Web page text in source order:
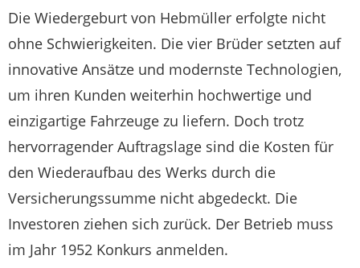
Die Wiedergeburt von Hebmüller erfolgte nicht
ohne Schwierigkeiten. Die vier Brüder setzten auf
innovative Ansätze und modernste Technologien,
um ihren Kunden weiterhin hochwertige und
einzigartige Fahrzeuge zu liefern. Doch trotz
hervorragender Auftragslage sind die Kosten für
den Wiederaufbau des Werks durch die
Versicherungssumme nicht abgedeckt. Die
Investoren ziehen sich zurück. Der Betrieb muss
im Jahr 1952 Konkurs anmelden.